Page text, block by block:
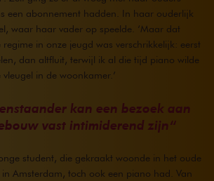
een abonnement hadden. In haar ouderlijk
waar haar vader op speelde. ‘Maar dat
in onze jeugd was verschrikkelijk: eerst
dan altfluit, terwijl ik al die tijd piano wilde
in de woonkamer.’
kan een bezoek aan
vast intimiderend zijn
student, die gekraakt woonde in het oude
Amsterdam, toch ook een piano had. Van